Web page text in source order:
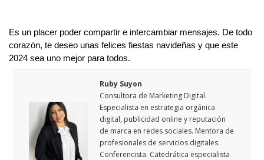
Es un placer poder compartir e intercambiar mensajes. De todo
corazón, te deseo unas felices fiestas navideñas y que este
2024 sea uno mejor para todos.
Ruby Suyon
Consultora de Marketing Digital.
Especialista en estrategia orgánica
digital, publicidad online y reputación
de marca en redes sociales. Mentora de
profesionales de servicios digitales.
Conferencista. Catedrática especialista